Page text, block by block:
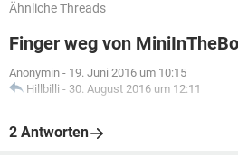
Ähnliche Threads
Finger weg von
Anonymin - 19. Juni 2016 um 10:15
Hillbilli - 30. August 2016 um 12:11
2 Antworten